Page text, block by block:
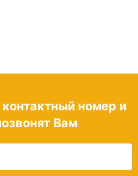
номер и
Вам